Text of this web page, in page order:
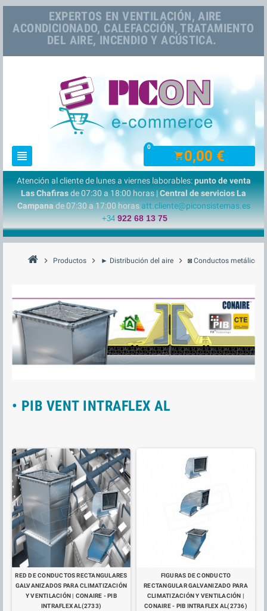
EXPERTOS EN VENTILACIÓN, AIRE
ACONDICIONADO, CALEFACCIÓN, TRATAMIENTO
DEL AIRE, INCENDIO Y ACÚSTICA.
view_headline shopping_cart0,00 €
0
Atención al cliente de lunes a viernes laborables:punto de venta
Las Chafirasde 07:30 a 18:00 horas |Central de servicios La
Campanade 07:30 a 17:00 horasatt.cliente@piconsistemas.es
+34 922 68 13 75
chevron_right Productos chevron_right ► Distribución del aire chevron_right ◙ Conductos metálicos
• PIB VENT INTRAFLEX AL
RED DE CONDUCTOS RECTANGULARES
GALVANIZADOS PARA CLIMATIZACIÓN
Y VENTILACIÓN | CONAIRE - PIB
INTRAFLEX AL(2733)
FIGURAS DE CONDUCTO
RECTANGULAR GALVANIZADO PARA
CLIMATIZACIÓN Y VENTILACIÓN |
CONAIRE - PIB INTRAFLEX AL(2736)